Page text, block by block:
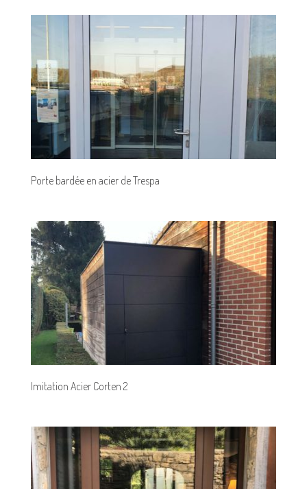
Porte bardée en acier de Trespa
Imitation Acier Corten 2